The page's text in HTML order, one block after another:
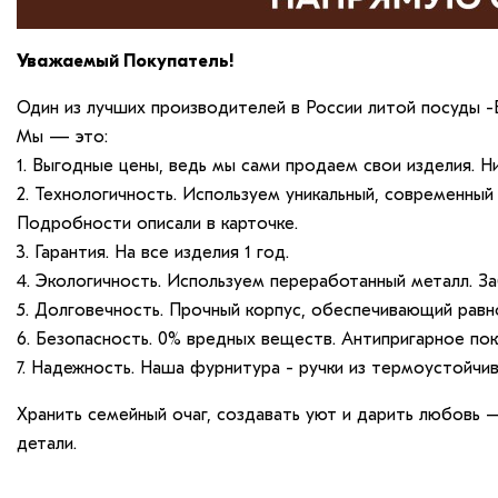
Уважаемый Покупатель!
Один из лучших производителей в России литой посуды
Мы — это:
1. Выгодные цены, ведь мы сами продаем свои изделия.
2. Технологичность. Используем уникальный,
Подробности описали в карточке.
3. Гарантия. На все изделия 1 год.
4. Экологичность. Используем переработанный металл.
5. Долговечность. Прочный корпус, обеспечивающий
6. Безопасность. 0% вредных веществ. Антипригарное
7. Надежность. Наша фурнитура - ручки из
Хранить семейный очаг, создавать уют и дарить
детали.